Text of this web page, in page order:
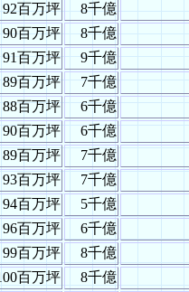
92百万坪
8千億
90百万坪
8千億
91百万坪
9千億
89百万坪
7千億
88百万坪
6千億
90百万坪
6千億
89百万坪
7千億
93百万坪
7千億
94百万坪
5千億
96百万坪
6千億
99百万坪
8千億
百万坪 8千億